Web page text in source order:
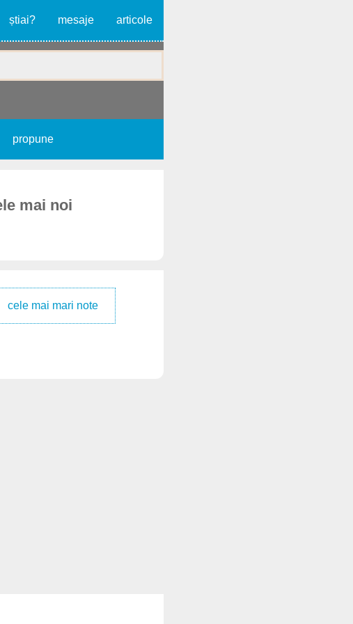
știai? mesaje articole
propune
mai noi
cele mai mari note